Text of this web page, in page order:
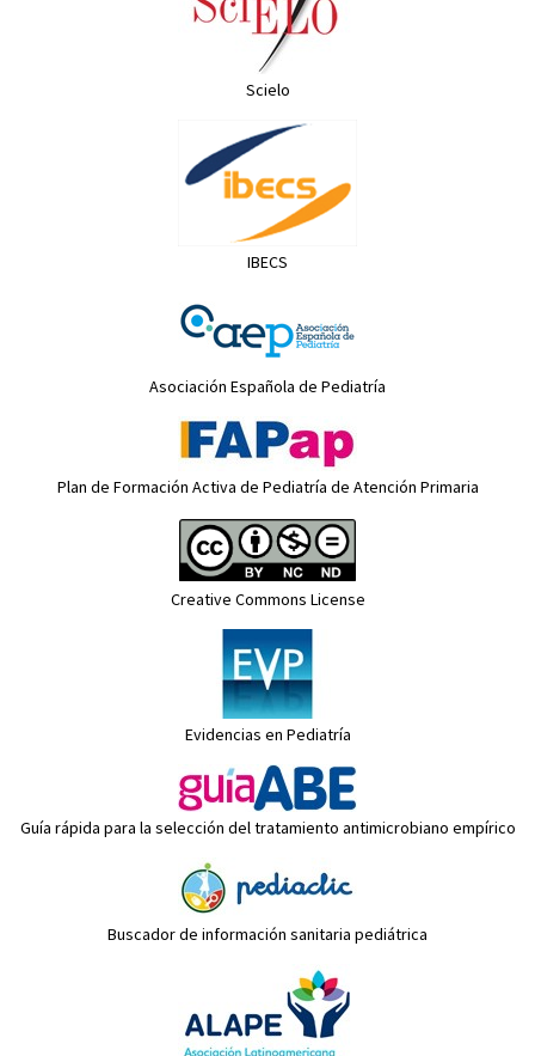
Scielo
IBECS
Asociación Española de Pediatría
Plan de Formación Activa de Pediatría de Atención Primaria
Creative Commons License
Evidencias en Pediatría
Guía rápida para la selección del tratamiento antimicrobiano empírico
Buscador de información sanitaria pediátrica